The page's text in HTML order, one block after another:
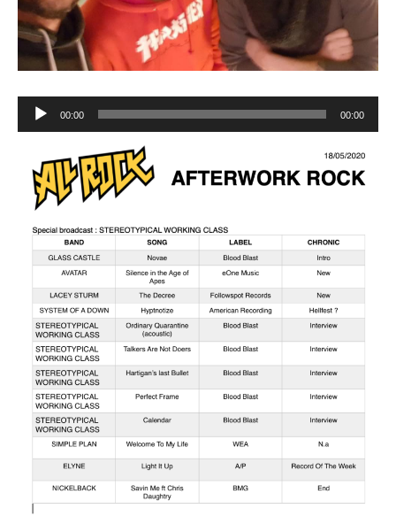
Lecteur
audio
00:00 00:00